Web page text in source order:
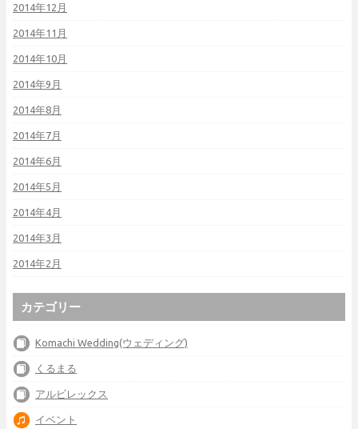
2014年12月
2014年11月
2014年10月
2014年9月
2014年8月
2014年7月
2014年6月
2014年5月
2014年4月
2014年3月
2014年2月
カテゴリー
Komachi Wedding(ウェディング)
くるまる
アルビレックス
イベント